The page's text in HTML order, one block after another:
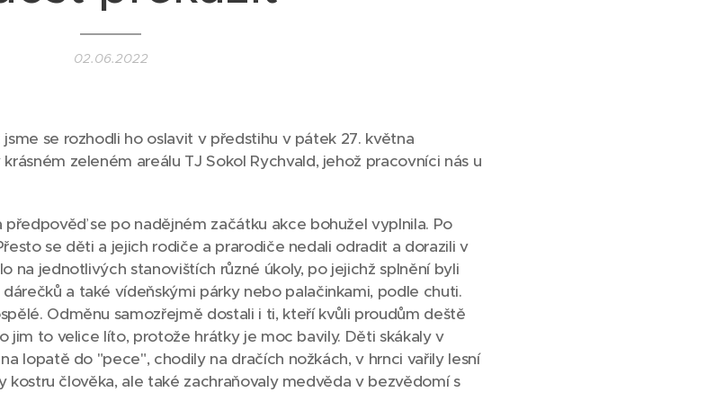
02.06.2022
se rozhodli ho oslavit v předstihu v pátek 27. května
zeleném areálu TJ Sokol Rychvald, jehož pracovníci nás u
se po nadějném začátku akce bohužel vyplnila. Po
se děti a jejich rodiče a prarodiče nedali odradit a dorazili v
na jednotlivých stanovištích různé úkoly, po jejichž splnění byli
a také vídeňskými párky nebo palačinkami, podle chuti.
Odměnu samozřejmě dostali i ti, kteří kvůli proudům deště
jim to velice líto, protože hrátky je moc bavily. Děti skákaly v
lopatě do "pece", chodily na dračích nožkách, v hrnci vařily lesní
kostru člověka, ale také zachraňovaly medvěda v bezvědomí s